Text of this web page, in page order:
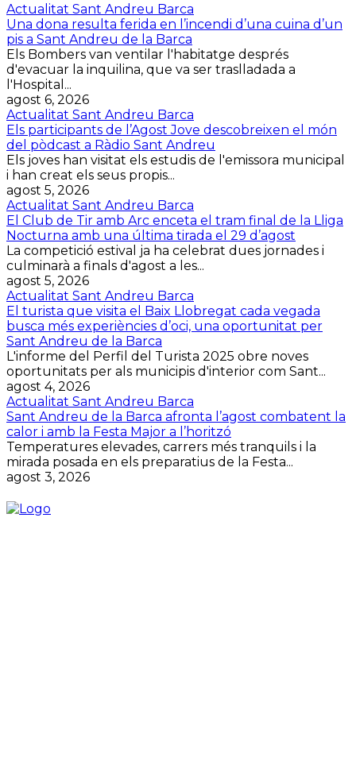
Actualitat Sant Andreu Barca
Una dona resulta ferida en l’incendi d’una cuina d’un
pis a Sant Andreu de la Barca
Els Bombers van ventilar l'habitatge després
d'evacuar la inquilina, que va ser traslladada a
l'Hospital...
agost 6, 2026
Actualitat Sant Andreu Barca
Els participants de l’Agost Jove descobreixen el món
del pòdcast a Ràdio Sant Andreu
Els joves han visitat els estudis de l'emissora municipal
i han creat els seus propis...
agost 5, 2026
Actualitat Sant Andreu Barca
El Club de Tir amb Arc enceta el tram final de la Lliga
Nocturna amb una última tirada el 29 d’agost
La competició estival ja ha celebrat dues jornades i
culminarà a finals d'agost a les...
agost 5, 2026
Actualitat Sant Andreu Barca
El turista que visita el Baix Llobregat cada vegada
busca més experiències d’oci, una oportunitat per
Sant Andreu de la Barca
L'informe del Perfil del Turista 2025 obre noves
oportunitats per als municipis d'interior com Sant...
agost 4, 2026
Actualitat Sant Andreu Barca
Sant Andreu de la Barca afronta l’agost combatent la
calor i amb la Festa Major a l’horitzó
Temperatures elevades, carrers més tranquils i la
mirada posada en els preparatius de la Festa...
agost 3, 2026